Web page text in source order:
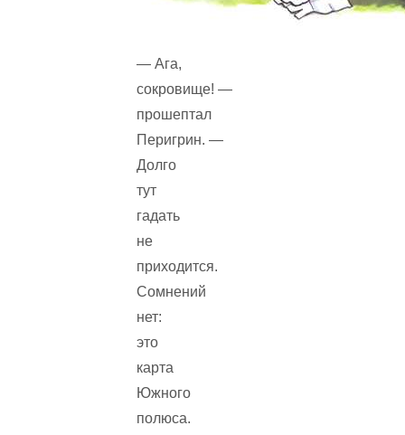
— Ага,
сокровище! —
прошептал
Перигрин. —
Долго
тут
гадать
не
приходится.
Сомнений
нет:
это
карта
Южного
полюса.